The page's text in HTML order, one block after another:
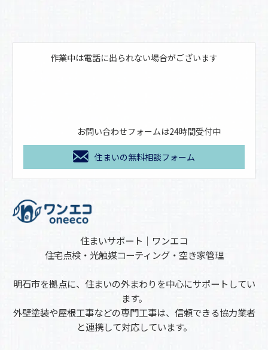
作業中は電話に出られない場合がございます
お問い合わせフォームは24時間受付中
住まいの無料相談フォーム
住まいサポート｜ワンエコ
住宅点検・光触媒コーティング・空き家管理
明石市を拠点に、住まいの外まわりを中心にサポートしてい
ます。
外壁塗装や屋根工事などの専門工事は、信頼できる協力業者
と連携して対応しています。